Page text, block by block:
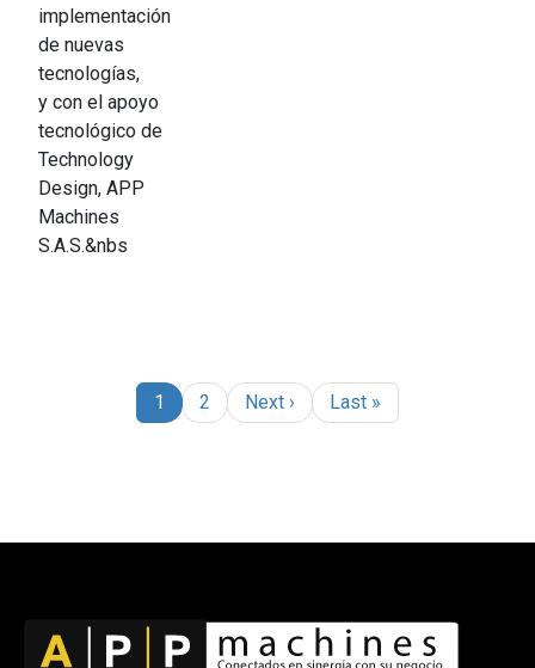
implementación
de nuevas
tecnologías,
y con el apoyo
tecnológico de
Technology
Design, APP
Machines
S.A.S.&nbs
Página
1 Página
2 Siguiente página
Next › Última página
Last »